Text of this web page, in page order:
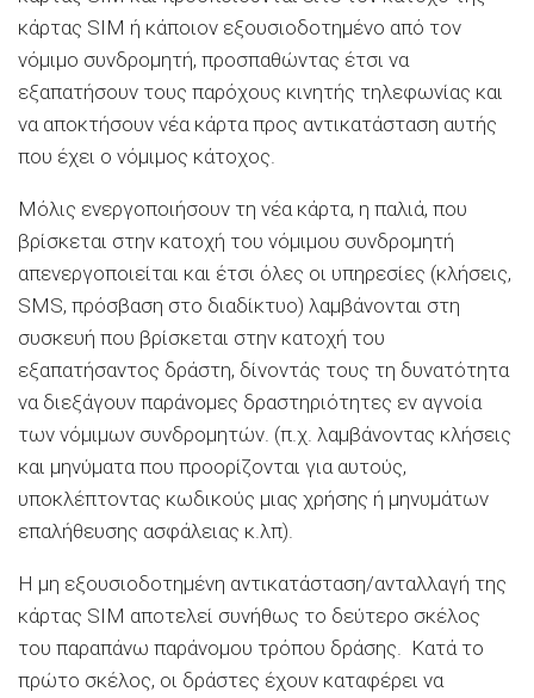
κάρτας SIM ή κάποιον εξουσιοδοτημένο από τον
νόμιμο συνδρομητή, προσπαθώντας έτσι να
εξαπατήσουν τους παρόχους κινητής τηλεφωνίας και
να αποκτήσουν νέα κάρτα προς αντικατάσταση αυτής
που έχει ο νόμιμος κάτοχος.
Μόλις ενεργοποιήσουν τη νέα κάρτα, η παλιά, που
βρίσκεται στην κατοχή του νόμιμου συνδρομητή
απενεργοποιείται και έτσι όλες οι υπηρεσίες (κλήσεις,
SMS, πρόσβαση στο διαδίκτυο) λαμβάνονται στη
συσκευή που βρίσκεται στην κατοχή του
εξαπατήσαντος δράστη, δίνοντάς τους τη δυνατότητα
να διεξάγουν παράνομες δραστηριότητες εν αγνοία
των νόμιμων συνδρομητών. (π.χ. λαμβάνοντας κλήσεις
και μηνύματα που προορίζονται για αυτούς,
υποκλέπτοντας κωδικούς μιας χρήσης ή μηνυμάτων
επαλήθευσης ασφάλειας κ.λπ).
Η μη εξουσιοδοτημένη αντικατάσταση/ανταλλαγή της
κάρτας SIM αποτελεί συνήθως το δεύτερο σκέλος
του παραπάνω παράνομου τρόπου δράσης. Κατά το
πρώτο σκέλος, οι δράστες έχουν καταφέρει να